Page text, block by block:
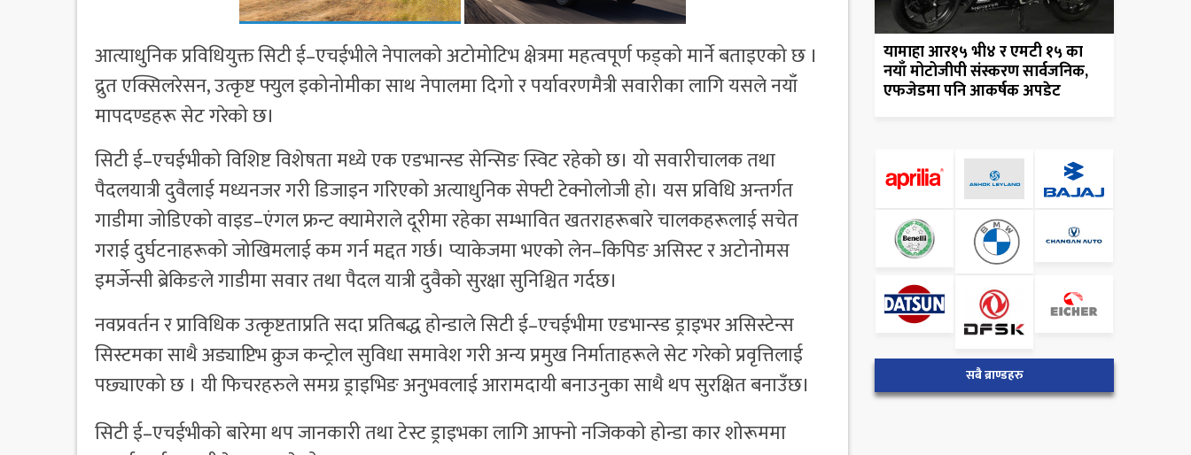
आत्याधुनिक प्रविधियुक्त सिटी ई–एचईभीले नेपालको अटोमोटिभ क्षेत्रमा महत्वपूर्ण फड्को मार्ने बताइएको छ ।
द्रुत एक्सिलरेसन, उत्कृष्ट फ्युल इकोनोमीका साथ नेपालमा दिगो र पर्यावरणमैत्री सवारीका लागि यसले नयाँ
मापदण्डहरू सेट गरेको छ।
सिटी ई–एचईभीको विशिष्ट विशेषता मध्ये एक एडभान्स्ड सेन्सिङ स्विट रहेको छ। यो सवारीचालक तथा
पैदलयात्री दुवैलाई मध्यनजर गरी डिजाइन गरिएको अत्याधुनिक सेफ्टी टेक्नोलोजी हो। यस प्रविधि अन्तर्गत
गाडीमा जोडिएको वाइड–एंगल फ्रन्ट क्यामेराले दूरीमा रहेका सम्भावित खतराहरूबारे चालकहरूलाई सचेत
गराई दुर्घटनाहरूको जोखिमलाई कम गर्न मद्दत गर्छ। प्याकेजमा भएको लेन–किपिङ असिस्ट र अटोनोमस
इमर्जेन्सी ब्रेकिङले गाडीमा सवार तथा पैदल यात्री दुवैको सुरक्षा सुनिश्चित गर्दछ।
नवप्रवर्तन र प्राविधिक उत्कृष्टताप्रति सदा प्रतिबद्ध होन्डाले सिटी ई–एचईभीमा एडभान्स्ड ड्राइभर असिस्टेन्स
सिस्टमका साथै अड्याप्टिभ क्रुज कन्ट्रोल सुविधा समावेश गरी अन्य प्रमुख निर्माताहरूले सेट गरेको प्रवृत्तिलाई
पछ्याएको छ । यी फिचरहरुले समग्र ड्राइभिङ अनुभवलाई आरामदायी बनाउनुका साथै थप सुरक्षित बनाउँछ।
सिटी ई–एचईभीको बारेमा थप जानकारी तथा टेस्ट ड्राइभका लागि आफ्नो नजिकको होन्डा कार शोरूममा
यामाहा आर१५ भी४ र एमटी १५ का
नयाँ मोटोजीपी संस्करण सार्वजनिक,
एफजेडमा पनि आकर्षक अपडेट
सबै ब्राण्डहरु